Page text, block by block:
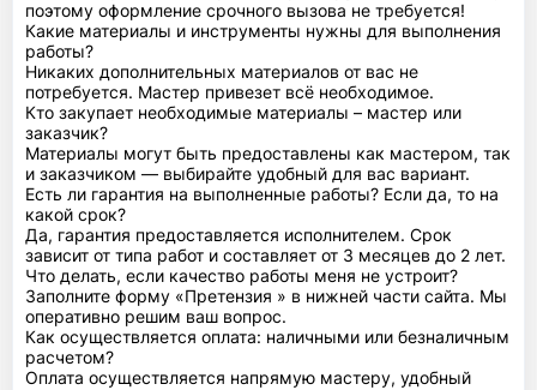
поэтому оформление срочного вызова не требуется!
Какие материалы и инструменты нужны для выполнения
работы?
Никаких дополнительных материалов от вас не
потребуется. Мастер привезет всё необходимое.
Кто закупает необходимые материалы – мастер или
заказчик?
Материалы могут быть предоставлены как мастером, так
и заказчиком — выбирайте удобный для вас вариант.
Есть ли гарантия на выполненные работы? Если да, то на
какой срок?
Да, гарантия предоставляется исполнителем. Срок
зависит от типа работ и составляет от 3 месяцев до 2 лет.
Что делать, если качество работы меня не устроит?
Заполните форму «Претензия » в нижней части сайта. Мы
оперативно решим ваш вопрос.
Как осуществляется оплата: наличными или безналичным
расчетом?
Оплата осуществляется напрямую мастеру, удобный